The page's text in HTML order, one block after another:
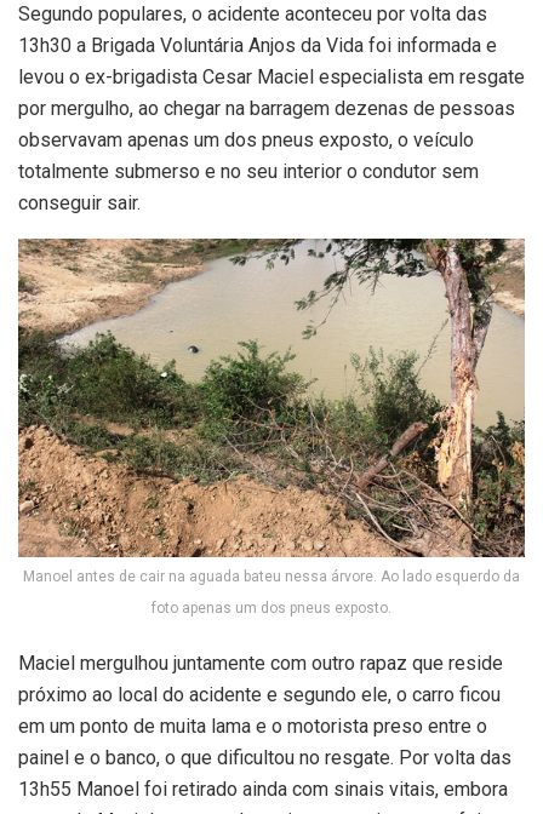
Segundo populares, o acidente aconteceu por volta das
13h30 a Brigada Voluntária Anjos da Vida foi informada e
levou o ex-brigadista Cesar Maciel especialista em resgate
por mergulho, ao chegar na barragem dezenas de pessoas
observavam apenas um dos pneus exposto, o veículo
totalmente submerso e no seu interior o condutor sem
conseguir sair.
Manoel antes de cair na aguada bateu nessa árvore. Ao lado esquerdo da
foto apenas um dos pneus exposto.
Maciel mergulhou juntamente com outro rapaz que reside
próximo ao local do acidente e segundo ele, o carro ficou
em um ponto de muita lama e o motorista preso entre o
painel e o banco, o que dificultou no resgate. Por volta das
13h55 Manoel foi retirado ainda com sinais vitais, embora